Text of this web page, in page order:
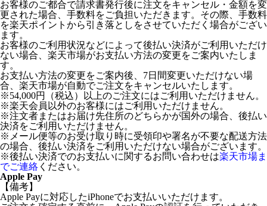
お客様のご都合で請求書発行後に注文をキャンセル・金額を変
更された場合、手数料をご負担いただきます。その際、手数料
を楽天ポイントから引き落としをさせていただく場合がござい
ます。
お客様のご利用状況などによって後払い決済がご利用いただけ
ない場合、楽天市場がお支払い方法の変更をご案内いたしま
す。
お支払い方法の変更をご案内後、7日間変更いただけない場
合、楽天市場が自動でご注文をキャンセルいたします。
※54,000円（税込）以上のご注文にはご利用いただけません。
※楽天会員以外のお客様にはご利用いただけません。
※注文者またはお届け先住所のどちらかが国外の場合、後払い
決済をご利用いただけません。
※メール便等のお受け取り時に受領印や署名が不要な配送方法
の場合、後払い決済をご利用いただけない場合がございます。
※後払い決済でのお支払いに関するお問い合わせは楽天市場ま
でご連絡 ください。
Apple Pay
【備考】
Apple Payに対応したiPhoneでお支払いいただけます。